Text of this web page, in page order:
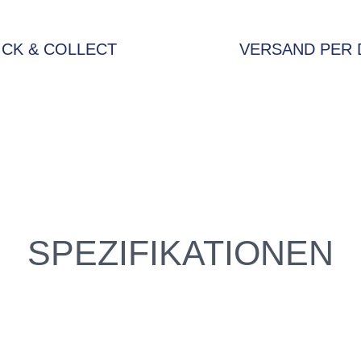
& COLLECT VERSAND PER
SPEZIFIKATIONEN